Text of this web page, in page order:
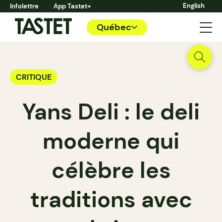
Infolettre App Tastet+ English
Québec
CRITIQUE
Yans Deli : le deli
moderne qui
célèbre les
traditions avec